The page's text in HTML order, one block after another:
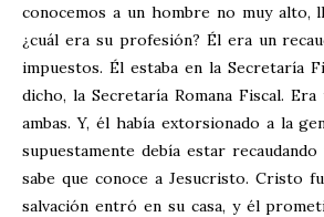
conocemos a un hombre no muy alto,
¿cuál era su profesión? Él era un
impuestos. Él estaba en la Secretaría
dicho, la Secretaría Romana Fiscal. Era
ambas. Y, él había extorsionado a la
supuestamente debía estar
sabe que conoce a Jesucristo. Cristo
salvación entró en su casa, y él